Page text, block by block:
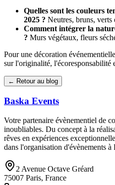
Quelles sont les couleurs
2025 ? Neutres, bruns,
Comment intégrer la
? Murs végétaux, fleurs
Pour une décoration
sur l'originalité, l'écoresponsabilité
← Retour au blog
Baska Events
Votre partenaire évènementiel de
inoubliables. Du concept à la
rêves en expériences
dans l'organisation d'évènements à
2 Avenue Octave Gréard
75007 Paris, France